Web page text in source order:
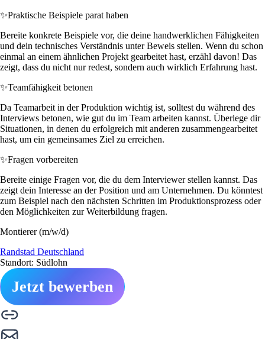
✨Praktische Beispiele parat haben
Bereite konkrete Beispiele vor, die deine handwerklichen Fähigkeiten
und dein technisches Verständnis unter Beweis stellen. Wenn du schon
einmal an einem ähnlichen Projekt gearbeitet hast, erzähl davon! Das
zeigt, dass du nicht nur redest, sondern auch wirklich Erfahrung hast.
✨Teamfähigkeit betonen
Da Teamarbeit in der Produktion wichtig ist, solltest du während des
Interviews betonen, wie gut du im Team arbeiten kannst. Überlege dir
Situationen, in denen du erfolgreich mit anderen zusammengearbeitet
hast, um ein gemeinsames Ziel zu erreichen.
✨Fragen vorbereiten
Bereite einige Fragen vor, die du dem Interviewer stellen kannst. Das
zeigt dein Interesse an der Position und am Unternehmen. Du könntest
zum Beispiel nach den nächsten Schritten im Produktionsprozess oder
den Möglichkeiten zur Weiterbildung fragen.
Montierer (m/w/d)
Randstad Deutschland
Standort: Südlohn
Jetzt bewerben